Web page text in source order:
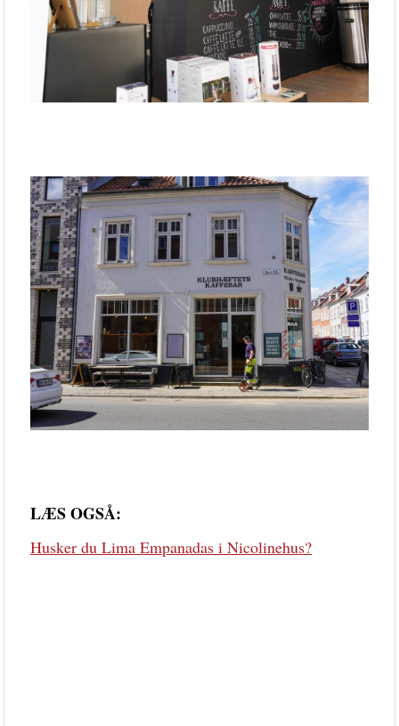
LÆS OGSÅ:
Husker du Lima Empanadas i Nicolinehus?